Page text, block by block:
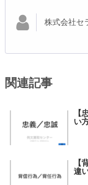
株式会社セ
関連記事
【
い
【
違